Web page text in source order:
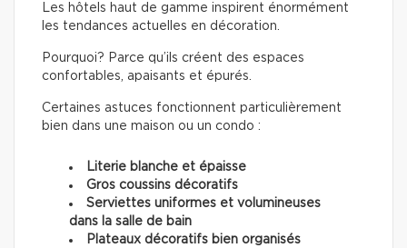
Les hôtels haut de gamme inspirent énormément
les tendances actuelles en décoration.
Pourquoi? Parce qu’ils créent des espaces
confortables, apaisants et épurés.
Certaines astuces fonctionnent particulièrement
bien dans une maison ou un condo :
Literie blanche et épaisse
Gros coussins décoratifs
Serviettes uniformes et volumineuses
dans la salle de bain
Plateaux décoratifs bien organisés